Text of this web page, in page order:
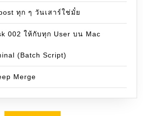
ทุก ๆ วันเสาร์ใช่มั๋ย
002 ให้กับทุก User บน Mac
(Batch Script)
Merge